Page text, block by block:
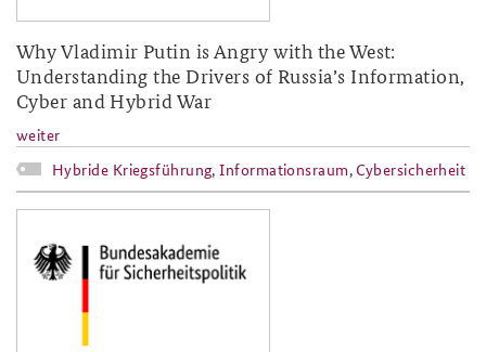
Why Vladimir Putin is Angry with the West:
Understanding the Drivers of Russia’s Information,
Cyber and Hybrid War
weiter
Hybride Kriegsführung,Informationsraum, Cybersicherheit